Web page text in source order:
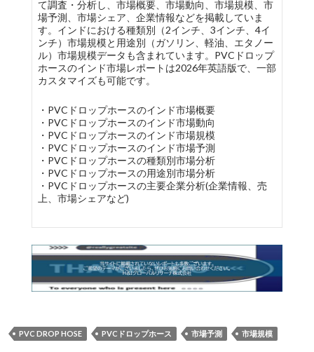
て調査・分析し、市場概要、市場動向、市場規模、市
場予測、市場シェア、企業情報などを掲載していま
す。インドにおける種類別（2インチ、3インチ、4イ
ンチ）市場規模と用途別（ガソリン、軽油、エタノー
ル）市場規模データも含まれています。PVCドロップ
ホースのインド市場レポートは2026年英語版で、一部
カスタマイズも可能です。
・PVCドロップホースのインド市場概要
・PVCドロップホースのインド市場動向
・PVCドロップホースのインド市場規模
・PVCドロップホースのインド市場予測
・PVCドロップホースの種類別市場分析
・PVCドロップホースの用途別市場分析
・PVCドロップホースの主要企業分析(企業情報、売
上、市場シェアなど)
PVC DROP HOSE PVCドロップホース 市場予測 市場規模